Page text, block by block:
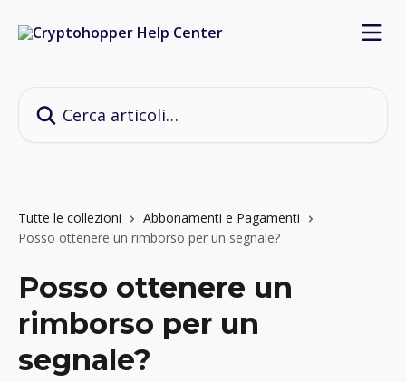
Tutte le collezioni
Abbonamenti e Pagamenti
Posso ottenere un rimborso per un segnale?
Posso ottenere un
rimborso per un
segnale?